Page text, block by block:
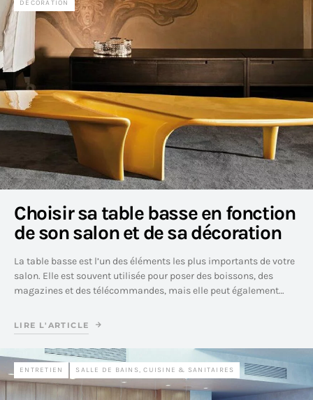
DÉCORATION
Choisir sa table basse en fonction
de son salon et de sa décoration
La table basse est l’un des éléments les plus importants de votre
salon. Elle est souvent utilisée pour poser des boissons, des
magazines et des télécommandes, mais elle peut également…
LIRE L'ARTICLE
ENTRETIEN SALLE DE BAINS, CUISINE & SANITAIRES